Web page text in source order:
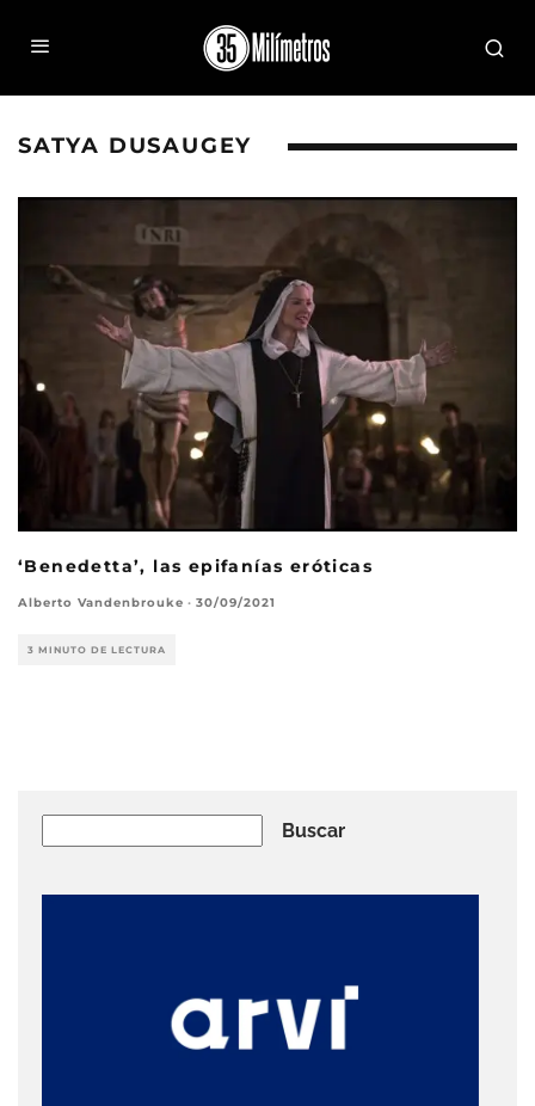
SATYA DUSAUGEY
‘Benedetta’, las epifanías eróticas
Alberto Vandenbrouke · 30/09/2021
3 MINUTO DE LECTURA
Buscar